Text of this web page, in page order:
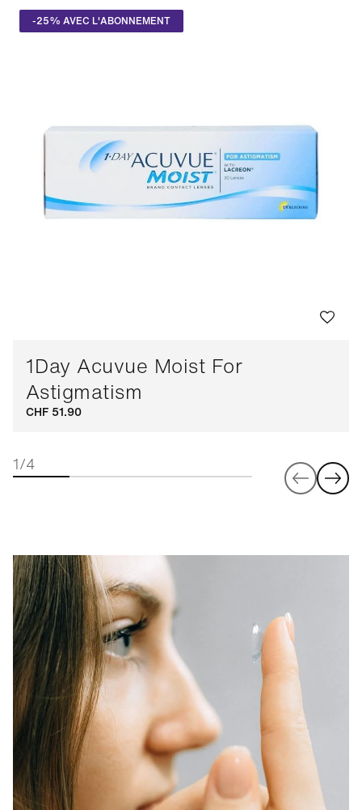
-25% AVEC L'ABONNEMENT
1Day Acuvue Moist For
Astigmatism
CHF 51.90
1/4